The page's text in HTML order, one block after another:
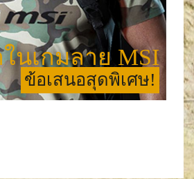
นเกมลาย MSI
ข้อเสนอสุดพิเศษ!